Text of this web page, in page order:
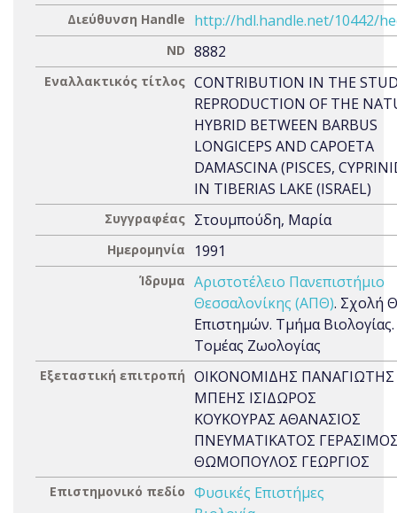
Διεύθυνση Handle http://hdl.handle.net/10442/
ND 8882
Εναλλακτικός τίτλος CONTRIBUTION IN THE
REPRODUCTION OF THE
HYBRID BETWEEN BARBUS
LONGICEPS AND CAPOETA
DAMASCINA (PISCES,
IN TIBERIAS LAKE (ISRAEL)
Συγγραφέας Στουμπούδη, Μαρία
Ημερομηνία 1991
Ίδρυμα Αριστοτέλειο Πανεπιστήμιο
Θεσσαλονίκης (ΑΠΘ). Σχολή
Επιστημών. Τμήμα Βιολογίας.
Τομέας Ζωολογίας
Εξεταστική επιτροπή ΟΙΚΟΝΟΜΙΔΗΣ ΠΑΝΑΓΙΩΤΗΣ
ΜΠΕΗΣ ΙΣΙΔΩΡΟΣ
ΚΟΥΚΟΥΡΑΣ ΑΘΑΝΑΣΙΟΣ
ΠΝΕΥΜΑΤΙΚΑΤΟΣ
ΘΩΜΟΠΟΥΛΟΣ ΓΕΩΡΓΙΟΣ
Επιστημονικό πεδίο Φυσικές Επιστήμες